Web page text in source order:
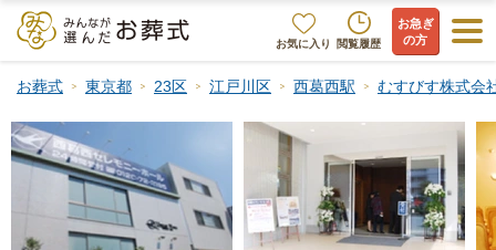
お気に入り 閲覧履歴
お急ぎ
の方
お葬式 東京都 23区 江戸川区 西葛西駅 むすびす株式会